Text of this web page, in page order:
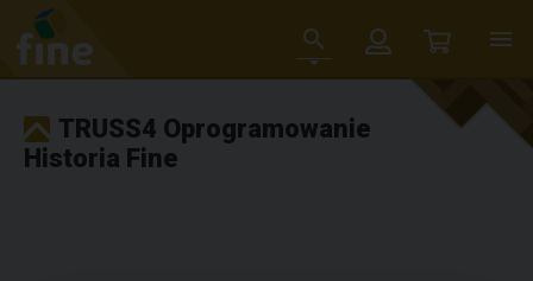
TRUSS4 Oprogramowanie
Historia Fine